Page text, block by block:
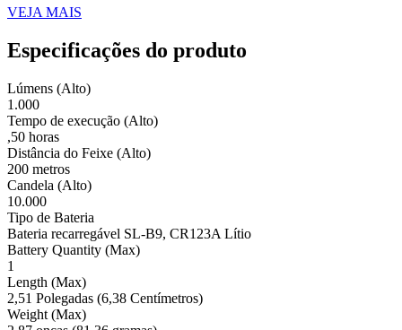
VEJA MAIS
Especificações do produto
Lúmens (Alto)
1.000
Tempo de execução (Alto)
,50 horas
Distância do Feixe (Alto)
200 metros
Candela (Alto)
10.000
Tipo de Bateria
Bateria recarregável SL-B9, CR123A Lítio
Battery Quantity (Max)
1
Length (Max)
2,51 Polegadas (6,38 Centímetros)
Weight (Max)